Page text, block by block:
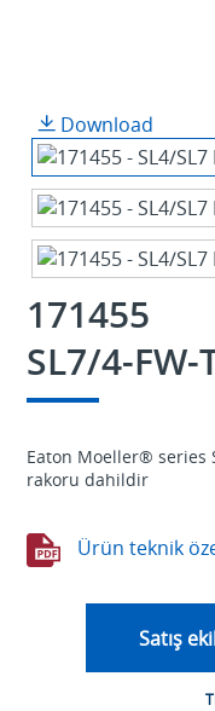
Download
171455
SL7/4-FW-
Eaton Moeller® series
rakoru dahildir
Ürün teknik
Satış